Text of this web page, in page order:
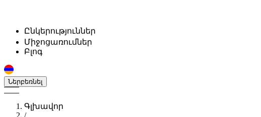
Ընկերություններ
Միջոցառումներ
Բլոգ
Ներբեռնել
Գլխավոր
/